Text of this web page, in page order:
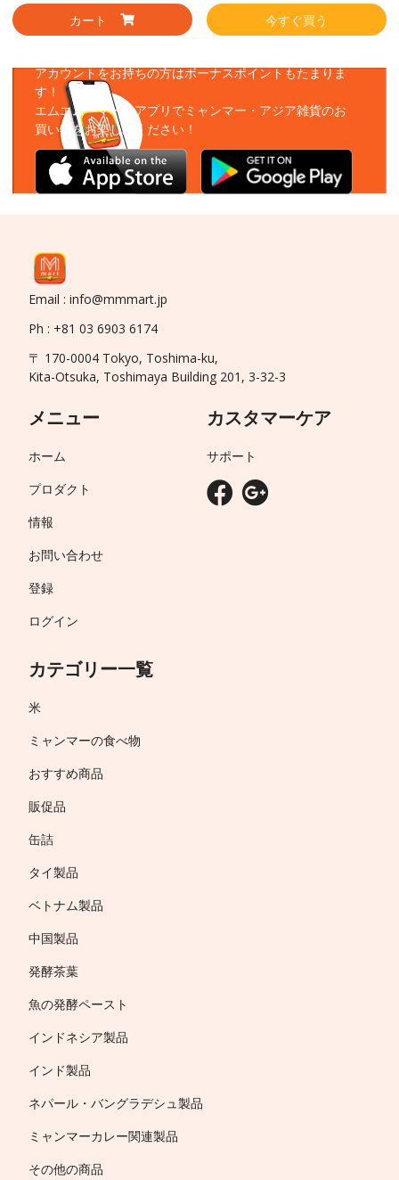
カート 今すぐ買う
アカウントをお持ちの方はボーナスポイントもたまりま
す！
エムエムーマートアプリでミャンマー・アジア雑貨のお
買い物をお楽しみください！
Email : info@mmmart.jp
Ph : +81 03 6903 6174
〒 170-0004 Tokyo, Toshima-ku,
Kita-Otsuka, Toshimaya Building 201, 3-32-3
メニュー
ホーム
プロダクト
情報
お問い合わせ
登録
ログイン
カテゴリー一覧
米
ミャンマーの食べ物
おすすめ商品
販促品
缶詰
タイ製品
ベトナム製品
中国製品
発酵茶葉
魚の発酵ペースト
インドネシア製品
インド製品
ネパール・バングラデシュ製品
ミャンマーカレー関連製品
その他の商品
カスタマーケア
サポート